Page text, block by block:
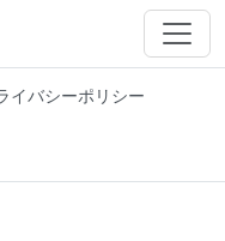
イバシーポリシー